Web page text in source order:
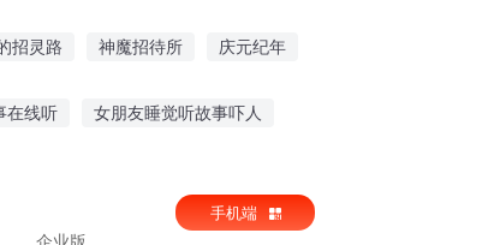
招灵路 神魔招待所 庆元纪年
在线听 女朋友睡觉听故事吓人
企业版
手机端